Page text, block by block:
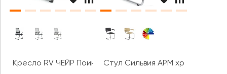
Кресло RV ЧЕЙР Поинт / Point (8325G)
Стул Сильвия АРМ хром